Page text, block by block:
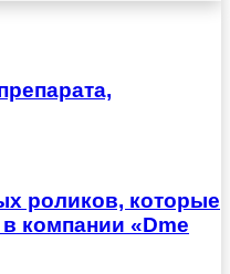
роликов, которые
компании «Dme